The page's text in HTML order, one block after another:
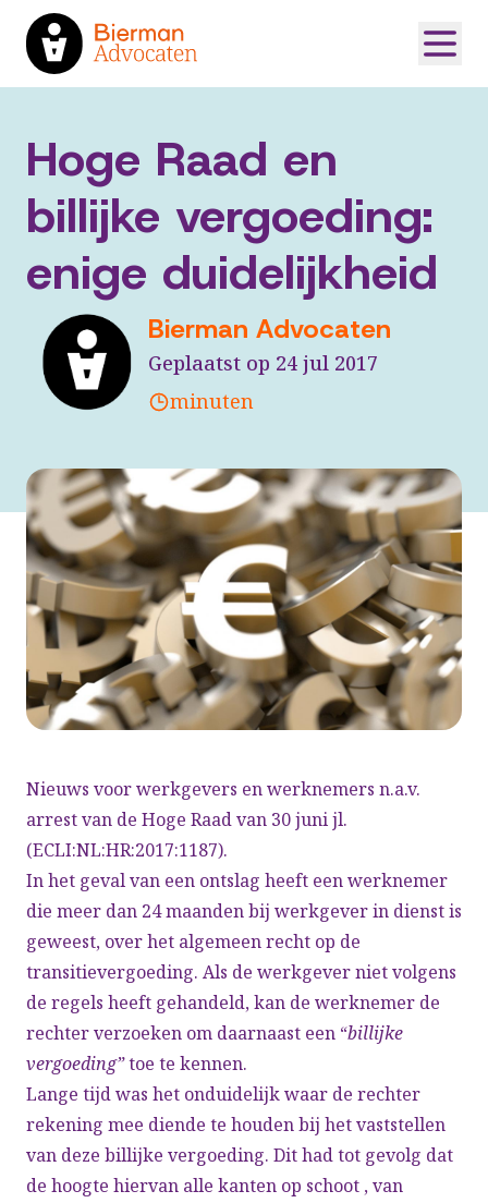
Hoge Raad en
billijke vergoeding:
enige duidelijkheid
Bierman Advocaten
Geplaatst op 24 jul 2017
minuten
Nieuws voor werkgevers en werknemers n.a.v.
arrest van de Hoge Raad van 30 juni jl.
(ECLI:NL:HR:2017:1187).
In het geval van een ontslag heeft een werknemer
die meer dan 24 maanden bij werkgever in dienst is
geweest, over het algemeen recht op de
transitievergoeding. Als de werkgever niet volgens
de regels heeft gehandeld, kan de werknemer de
rechter verzoeken om daarnaast een “billijke
vergoeding”toe te kennen.
Lange tijd was het onduidelijk waar de rechter
rekening mee diende te houden bij het vaststellen
van deze billijke vergoeding. Dit had tot gevolg dat
de hoogte hiervan alle kanten op schoot , van